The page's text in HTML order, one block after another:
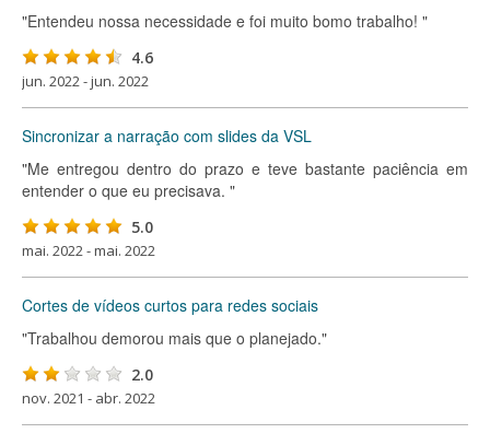
"Entendeu nossa necessidade e foi muito bomo trabalho! "
4.6
jun. 2022 - jun. 2022
Sincronizar a narração com slides da VSL
"Me entregou dentro do prazo e teve bastante paciência em
entender o que eu precisava. "
5.0
mai. 2022 - mai. 2022
Cortes de vídeos curtos para redes sociais
"Trabalhou demorou mais que o planejado."
2.0
nov. 2021 - abr. 2022